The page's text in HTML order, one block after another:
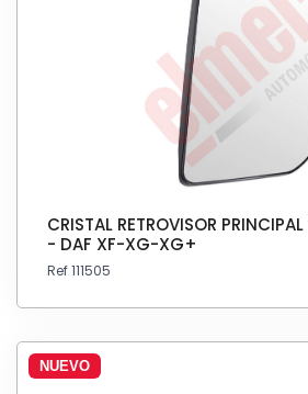
CRISTAL RETROVISOR
- DAF XF-XG-XG+
Ref 111505
NUEVO